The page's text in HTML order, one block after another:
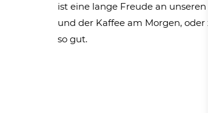
ist eine lange Freude an
und der Kaffee am Morgen,
so gut.